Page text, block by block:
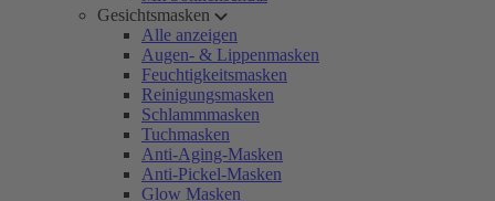
Gesichtsmasken
Alle anzeigen
Augen- & Lippenmasken
Feuchtigkeitsmasken
Reinigungsmasken
Schlammmasken
Tuchmasken
Anti-Aging-Masken
Anti-Pickel-Masken
Glow Masken